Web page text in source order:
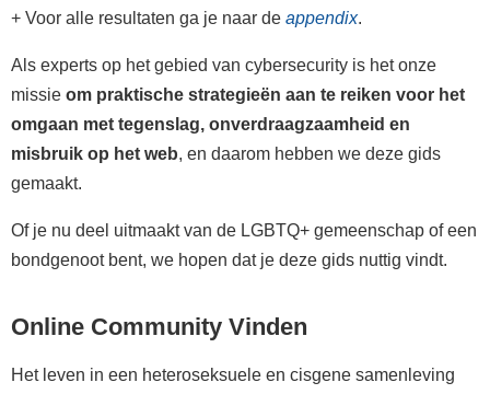
+ Voor alle resultaten ga je naar de appendix.
Als experts op het gebied van cybersecurity is het onze
missie om praktische strategieën aan te reiken voor het
omgaan met tegenslag, onverdraagzaamheid en
misbruik op het web, en daarom hebben we deze gids
gemaakt.
Of je nu deel uitmaakt van de LGBTQ+ gemeenschap of een
bondgenoot bent, we hopen dat je deze gids nuttig vindt.
Online Community Vinden
Het leven in een heteroseksuele en cisgene samenleving